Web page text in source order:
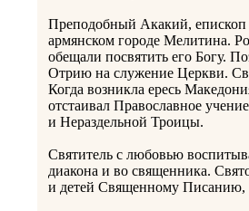
Преподобный Акакий, епископ
армянском городе Мелитина.
обещали посвятить его Богу.
Отрию на служение Церкви.
Когда возникла ересь
отстаивал Православное
и Нераздельной Троицы.
Святитель с любовью
диакона и во священника.
и детей Священному Писанию,